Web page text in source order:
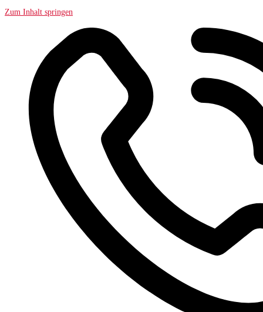
Zum Inhalt springen